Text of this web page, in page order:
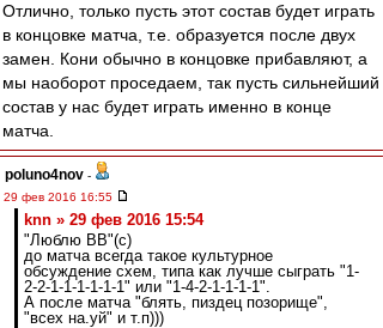
Отлично, только пусть этот состав будет играть
в концовке матча, т.е. образуется после двух
замен. Кони обычно в концовке прибавляют, а
мы наоборот проседаем, так пусть сильнейший
состав у нас будет играть именно в конце
матча.
poluno4nov -
29 фев 2016 16:55
knn » 29 фев 2016 15:54
"Люблю ВВ"(с)
до матча всегда такое культурное
обсуждение схем, типа как лучше сыграть "1-
2-2-1-1-1-1-1-1" или "1-4-2-1-1-1-1".
А после матча "блять, пиздец позорище",
"всех на.уй" и т.п)))